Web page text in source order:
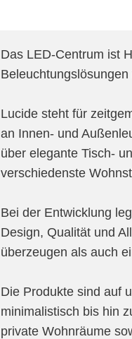
Das LED-Centrum ist
Lucide steht für
an Innen- und
über elegante Tisch-
verschiedenste
Bei der Entwicklung
Design, Qualität und
überzeugen als auch
Die Produkte sind auf
minimalistisch bis hin
private Wohnräume